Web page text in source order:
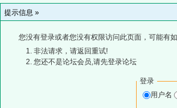
提示信息 »
您没有登录或者您没有权限访问此页面，可能有
非法请求，请返回重试!
您还不是论坛会员,请先登录论坛
登录
用户名